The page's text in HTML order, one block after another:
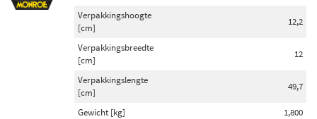
Verpakkingshoogte
[cm]
12,2
Verpakkingsbreedte
[cm]
12
Verpakkingslengte
[cm]
49,7
Gewicht [kg]
1,800